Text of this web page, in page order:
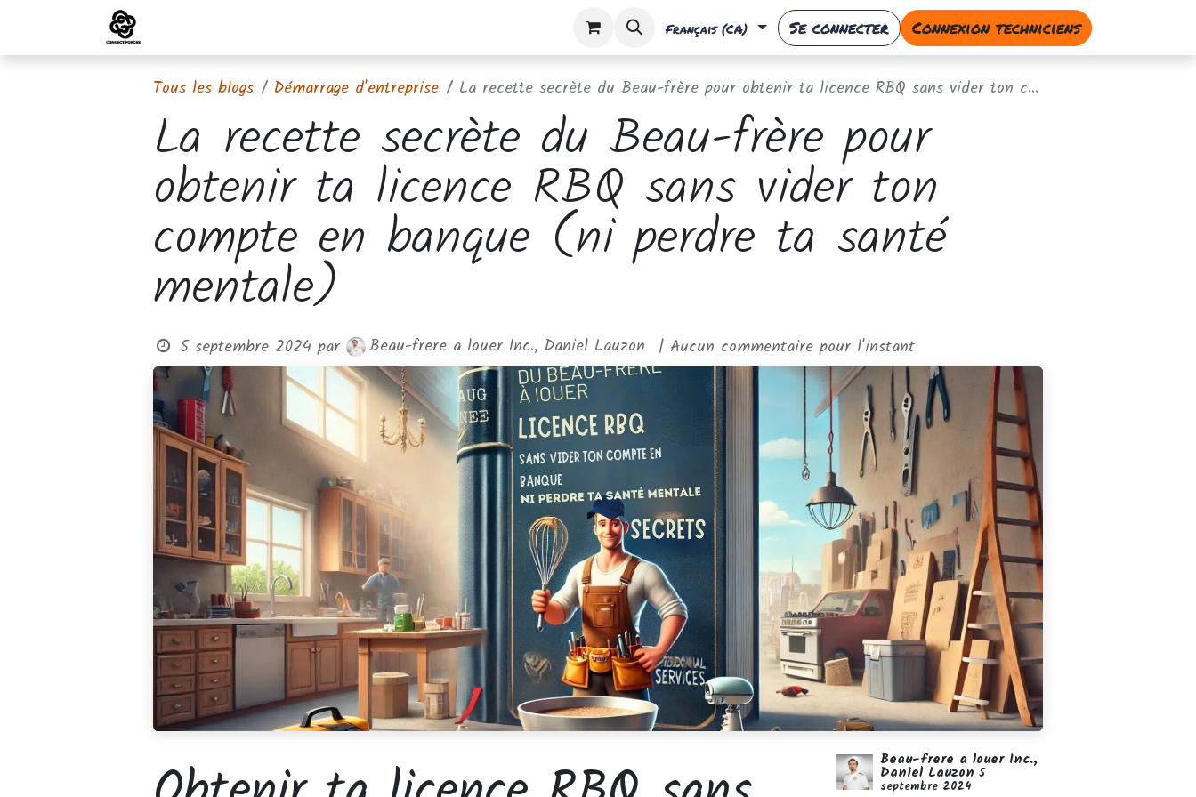
Rendez-vous Français (CA) Se connecter Connexion techniciens
Tous les blogs Démarrage d'entreprise La recette secrète du Beau-frère pour obtenir ta licence RBQ sans vider ton compte en banque (ni perdre ta santé mentale)
La recette secrète du Beau-frère pour
obtenir ta licence RBQ sans vider ton
compte en banque (ni perdre ta santé
mentale)
5 septembre 2024 par Beau-frere a louer Inc., Daniel Lauzon | Aucun commentaire pour l'instant
Beau-frere a louer Inc.,
Daniel Lauzon 5
septembre 2024